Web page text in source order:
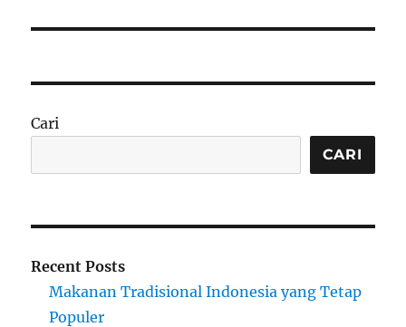
Cari
CARI
Recent Posts
Makanan Tradisional Indonesia yang Tetap
Populer